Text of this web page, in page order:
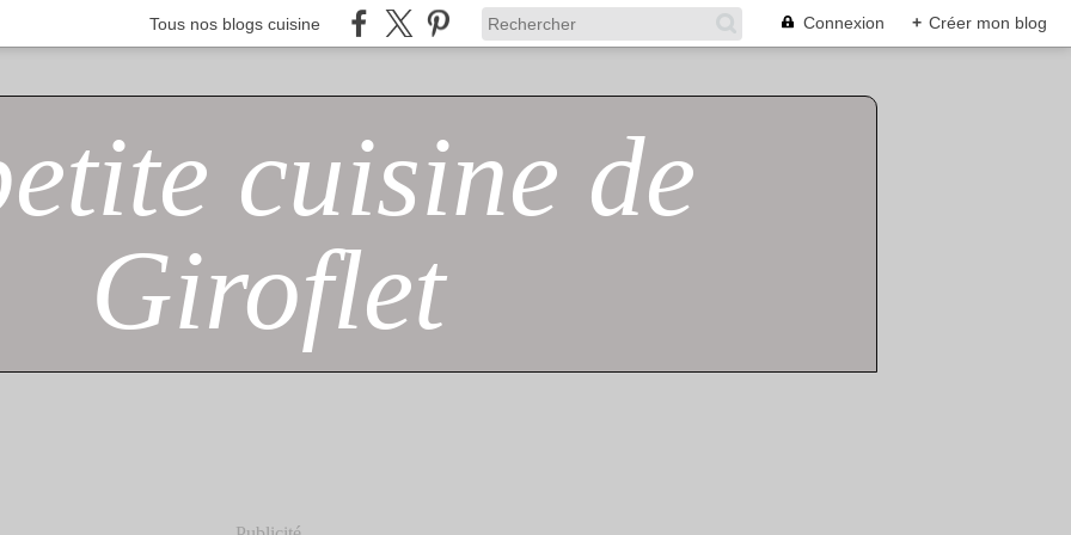
Tous nos blogs cuisine Connexion + Créer mon blog
cuisine de
Giroflet